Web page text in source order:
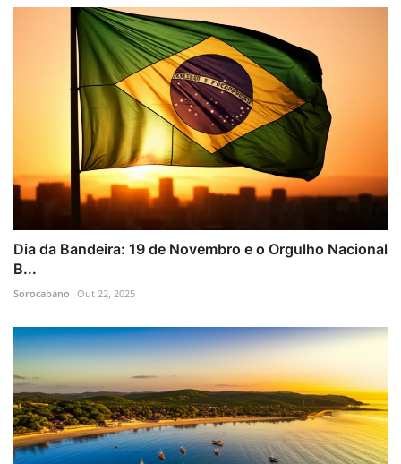
Dia da Bandeira: 19 de Novembro e o Orgulho Nacional
B...
Sorocabano Out 22, 2025